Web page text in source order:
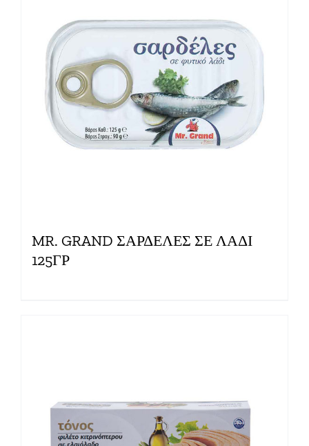
MR. GRAND ΣΑΡΔΕΛΕΣ ΣΕ ΛΑΔΙ
125ΓΡ